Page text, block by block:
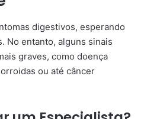
digestivos, esperando
No entanto, alguns sinais
graves, como doença
ou até câncer